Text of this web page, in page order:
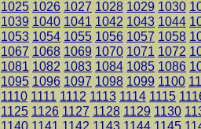
1025 1026 1027 1028 1029 1030
1039 1040 1041 1042 1043 1044
1053 1054 1055 1056 1057 1058
1067 1068 1069 1070 1071 1072
1081 1082 1083 1084 1085 1086
1095 1096 1097 1098 1099 1100
1110 1111 1112 1113 1114 1115
1125 1126 1127 1128 1129 1130
1140 1141 1142 1143 1144 1145